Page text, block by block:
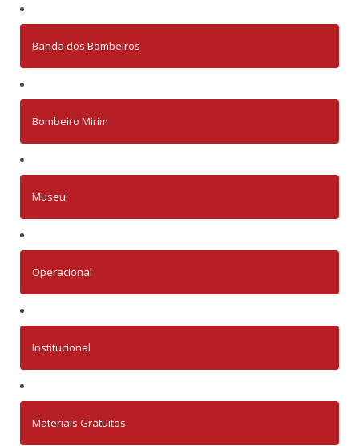
Banda dos Bombeiros
Bombeiro Mirim
Museu
Operacional
Institucional
Materiais Gratuitos